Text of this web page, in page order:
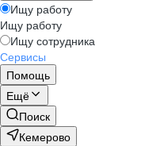
Ищу работу
Ищу работу
Ищу сотрудника
Сервисы
Помощь
Ещё
Поиск
Кемерово